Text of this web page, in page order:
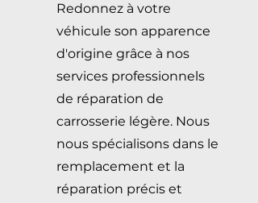
Redonnez à votre
véhicule son apparence
d'origine grâce à nos
services professionnels
de réparation de
carrosserie légère. Nous
nous spécialisons dans le
remplacement et la
réparation précis et